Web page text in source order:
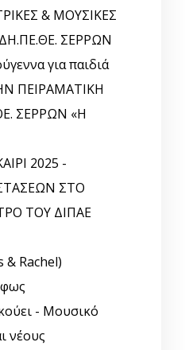
& ΜΟΥΣΙΚΕΣ
ΣΕΡΡΩΝ
για παιδιά
ΠΕΙΡΑΜΑΤΙΚΗ
ΣΕΡΡΩΝ «Η
2025 -
ΣΤΟ
ΤΟΥ ΔΙΠΑΕ
& Rachel)
- Μουσικό
νέους